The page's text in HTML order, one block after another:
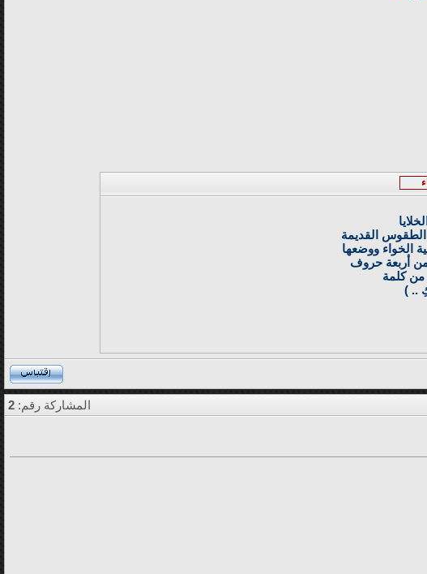
القديمة
الخواء ووضعها
أربعة حروف
من كلمة
.. )
المشاركة رقم: 2